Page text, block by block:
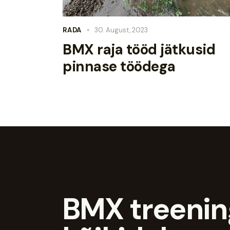
RADA 30. August, 2023
BMX raja tööd jätkusid
pinnase töödega
BMX